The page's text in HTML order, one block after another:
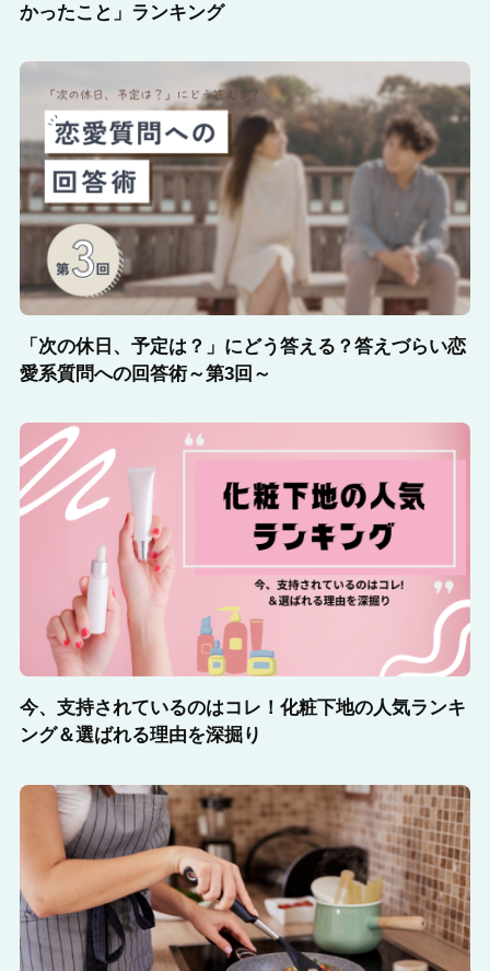
かったこと」ランキング
「次の休日、予定は？」にどう答える？答えづらい恋
愛系質問への回答術～第3回～
今、支持されているのはコレ！化粧下地の人気ランキ
ング＆選ばれる理由を深掘り